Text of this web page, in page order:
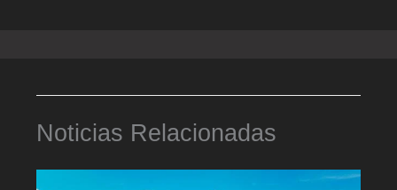
Noticias Relacionadas